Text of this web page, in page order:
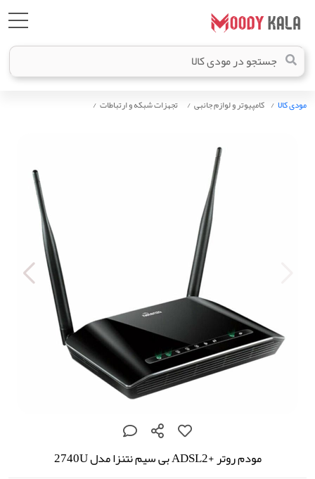
مودی کالا کامپیوتر و لوازم جانبی تجهزات شبکه و ارتباطات
مودم روتر +ADSL2 بی سیم نتنزا مدل 2740U